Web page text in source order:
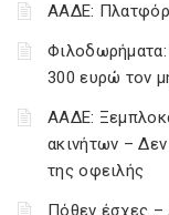
ΑΑΔΕ:
300 ευρώ τον
ΑΑΔΕ:
ακινήτων –
της οφειλής
Πόθεν έσχες –